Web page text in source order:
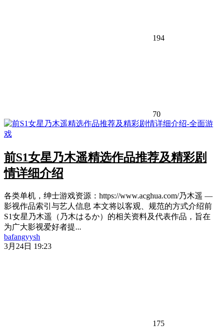
194
70
前S1女星乃木遥精选作品推荐及精彩剧
情详细介绍
各类单机，绅士游戏资源：https://www.acghua.com/乃木遥 —
影视作品索引与艺人信息 本文将以客观、规范的方式介绍前
S1女星乃木遥（乃木はるか）的相关资料及代表作品，旨在
为广大影视爱好者提...
bafangyysh
3月24日 19:23
175